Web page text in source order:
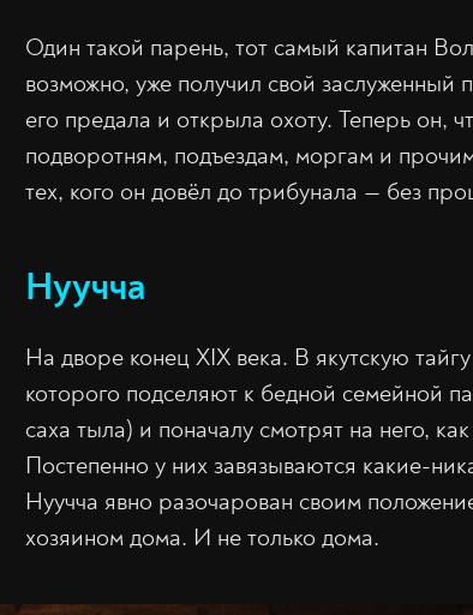
Один такой парень, тот самый капитан
возможно, уже получил свой
его предала и открыла охоту. Теперь он,
подворотням, подъездам, моргам и
тех, кого он довёл до трибунала — без
Нуучча
На дворе конец XIX века. В якутскую
которого подселяют к бедной семейной
саха тыла) и поначалу смотрят на него,
Постепенно у них завязываются какие-
Нуучча явно разочарован своим
хозяином дома. И не только дома.